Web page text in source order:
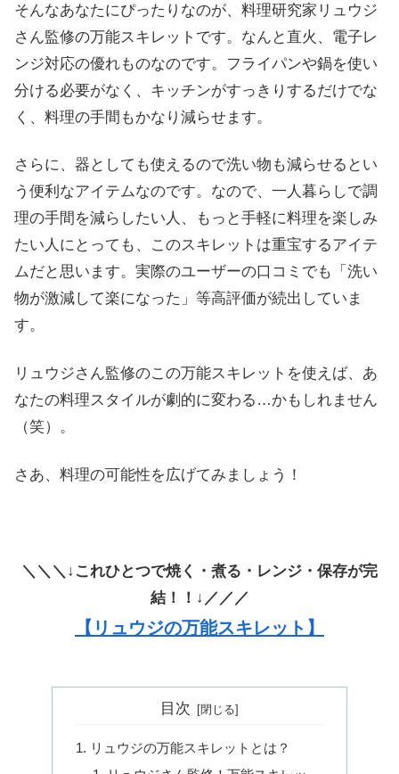
そんなあなたにぴったりなのが、料理研究家リュウジ
さん監修の万能スキレットです。なんと直火、電子レ
ンジ対応の優れものなのです。フライパンや鍋を使い
分ける必要がなく、キッチンがすっきりするだけでな
く、料理の手間もかなり減らせます。
さらに、器としても使えるので洗い物も減らせるとい
う便利なアイテムなのです。なので、一人暮らしで調
理の手間を減らしたい人、もっと手軽に料理を楽しみ
たい人にとっても、このスキレットは重宝するアイテ
ムだと思います。実際のユーザーの口コミでも「洗い
物が激減して楽になった」等高評価が続出していま
す。
リュウジさん監修のこの万能スキレットを使えば、あ
なたの料理スタイルが劇的に変わる…かもしれません
（笑）。
さあ、料理の可能性を広げてみましょう！
＼＼＼↓これひとつで焼く・煮る・レンジ・保存が完
結！！↓／／／
【リュウジの万能スキレット】
目次
リュウジの万能スキレットとは？